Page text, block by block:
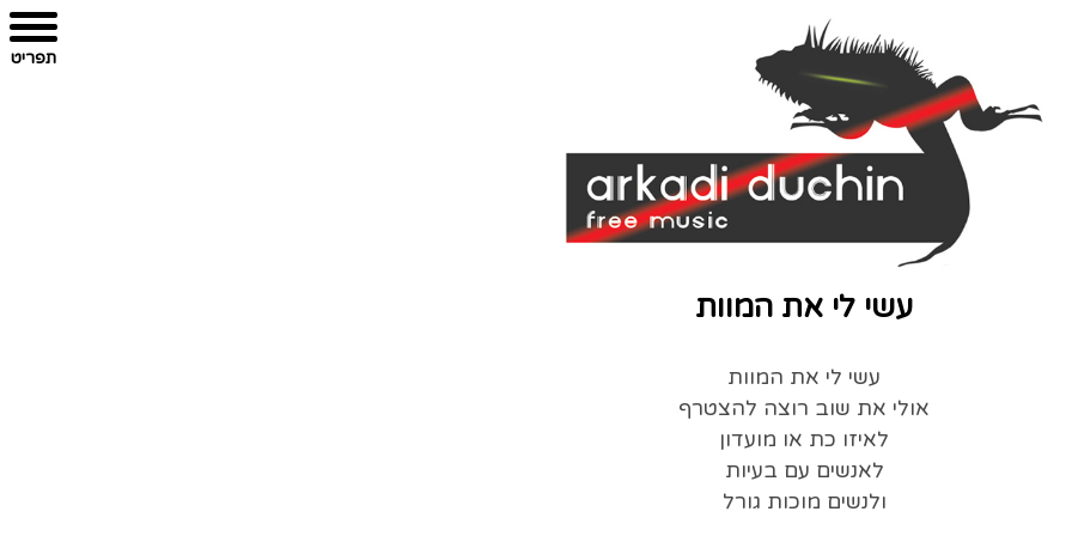
עשי לי את המוות
עשי לי את המוות
אולי את שוב רוצה להצטרף
לאיזו כת או מועדון
לאנשים עם בעיות
ולנשים מוכות גורל
תפריט